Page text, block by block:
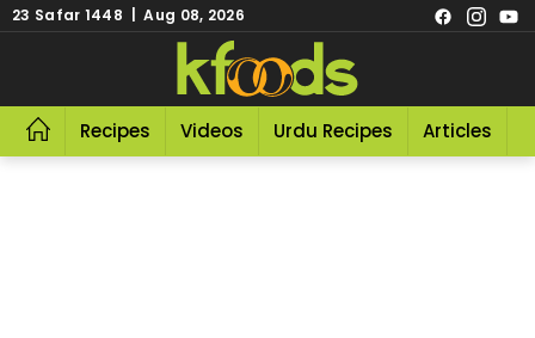
23 Safar 1448 | Aug 08, 2026
Recipes Videos Urdu Recipes Articles